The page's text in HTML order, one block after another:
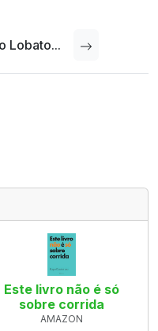
Lobato...
Este livro não é só
sobre corrida
AMAZON